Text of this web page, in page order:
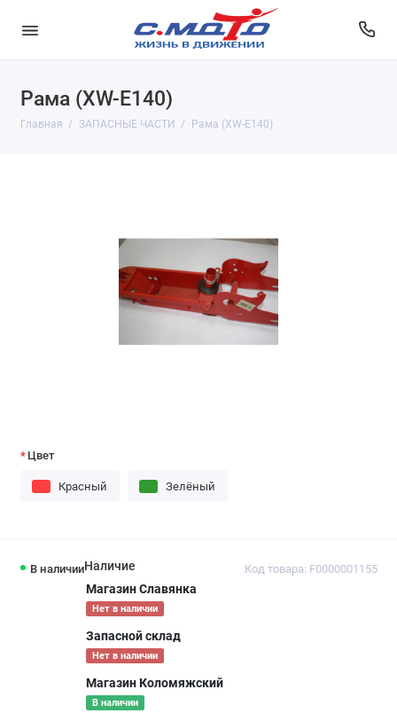
Рама (XW-E140)
Главная ЗАПАСНЫЕ ЧАСТИ Рама (XW-E140)
В наличии Код товара: F0000001155
Наличие
Магазин Славянка
Нет в наличии
Запасной склад
Нет в наличии
Магазин Коломяжский
В наличии
Цвет
Красный Зелёный